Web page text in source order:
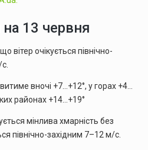
13 червня
очікується північно-
вночі +7…+12°, у горах +4…
районах +14…+19°
мінлива хмарність без
північно-західним 7–12 м/с.